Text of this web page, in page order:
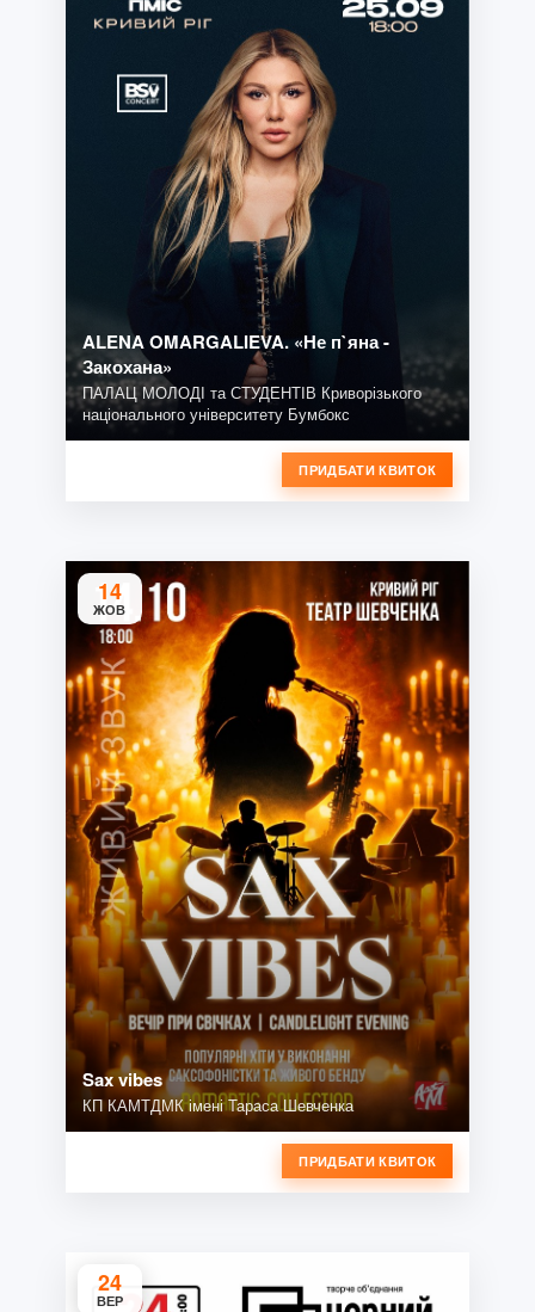
ALENA OMARGALIEVA. «Не п`яна -
Закохана»
ПАЛАЦ МОЛОДІ та СТУДЕНТІВ Криворізького
національного університету Бумбокс
ПРИДБАТИ КВИТОК
14
ЖОВ
Sax vibes
КП КАМТДМК імені Тараса Шевченка
ПРИДБАТИ КВИТОК
24
ВЕР